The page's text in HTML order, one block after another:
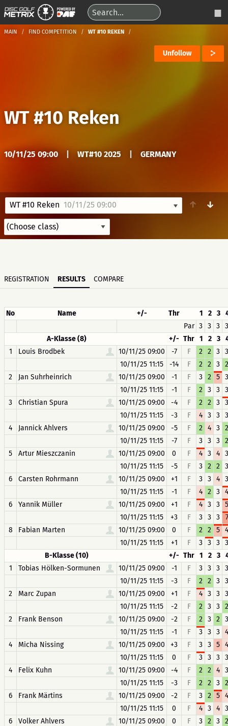
MAIN FIND COMPETITION WT #10 REKEN
Unfollow
WT #10 Reken
10/11/25 09:00 WT#10 2025 GERMANY
WT #10 Reken 10/11/25 09:00 ↑ ↓
REGISTRATION RESULTS COMPARE
No Name +/- Thr 1 2 3
Par 3 3 3
3
A-Klasse (8)
+/- Thr 1 2 3
1
Louis Brodbek 10/11/25 09:00 -7 F 2 2 3
3
10/11/25 11:15
-14 F 2 2 3
2
2
Jan Suhrheinrich 10/11/25 09:00 -1 F 3 2 5
3
10/11/25 11:15
-1 F 2 3 3
3
3
Christian Spura 10/11/25 09:00 -4 F 2 2 3
3
10/11/25 11:15
-3 F 4 3 3
3
4
Jannick Ahlvers 10/11/25 09:00 -5 F 2 4 3
2
10/11/25 11:15
-7 F 3 3 3
2
5
Artur Mieszczanin 10/11/25 09:00 0 F 4 3 4
3
10/11/25 11:15
-5 F 3 2 2
3
6
Carsten Rohrmann 10/11/25 09:00 +1 F 3 3 4
3
10/11/25 11:15
-1 F 4 2 3
4
6
Yannik Müller 10/11/25 09:00 +1 F 4 3 3
5
10/11/25 11:15
+3 F 3 3 3
7
8
Fabian Marten 10/11/25 09:00 0 F 2 2 5
4
10/11/25 11:15
+1 F 3 3 3
3
B-Klasse (10)
+/- Thr 1 2 3
1
Tobias Hölken-Sormunen 10/11/25 09:00 -1 F 3 3 3
3
10/11/25 11:15
-3 F 2 2 3
3
2
Marc Zupan 10/11/25 09:00 +1 F 4 3 3
3
10/11/25 11:15
-2 F 2 3 3
2
2
Frank Benson 10/11/25 09:00 -2 F 2 3 2
3
10/11/25 11:15
-1 F 3 3 3
4
4
Micha Nissing 10/11/25 09:00 +3 F 3 3 5
4
10/11/25 11:15
0 F 3 3 3
3
4
Felix Kuhn 10/11/25 09:00 -4 F 2 2 4
3
10/11/25 11:15
-3 F 2 2 3
2
6
Frank Märtins 10/11/25 09:00 -2 F 3 2 5
4
10/11/25 11:15
0 F 4 3 4
3
6
Volker Ahlvers 10/11/25 09:00 0 F 3 2 3
2